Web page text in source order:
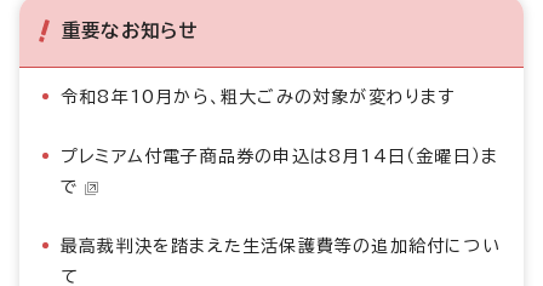
重要なお知らせ
令和8年10月から、粗大ごみの対象が変わります
プレミアム付電子商品券の申込は8月14日（金曜日）ま
で
最高裁判決を踏まえた生活保護費等の追加給付につい
て